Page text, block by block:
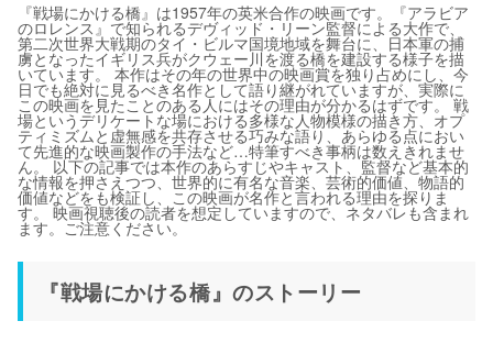
『戦場にかける橋』は1957年の英米合作の映画です。『アラビア
のロレンス』で知られるデヴィッド・リーン監督による大作で、
第二次世界大戦期のタイ・ビルマ国境地域を舞台に、日本軍の捕
虜となったイギリス兵がクウェー川を渡る橋を建設する様子を描
いています。 本作はその年の世界中の映画賞を独り占めにし、今
日でも絶対に見るべき名作として語り継がれていますが、実際に
この映画を見たことのある人にはその理由が分かるはずです。 戦
場というデリケートな場における多様な人物模様の描き方、オプ
ティミズムと虚無感を共存させる巧みな語り、あらゆる点におい
て先進的な映画製作の手法など…特筆すべき事柄は数えきれませ
ん。 以下の記事では本作のあらすじやキャスト、監督など基本的
な情報を押さえつつ、世界的に有名な音楽、芸術的価値、物語的
価値などをも検証し、この映画が名作と言われる理由を探りま
す。 映画視聴後の読者を想定していますので、ネタバレも含まれ
ます。ご注意ください。
『戦場にかける橋』のストーリー